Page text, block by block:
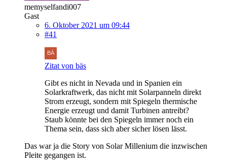
memyselfandi007
Gast
6. Oktober 2021 um 09:44
#41
Zitat von bäs
Gibt es nicht in Nevada und in Spanien ein
Solarkraftwerk, das nicht mit Solarpanneln direkt
Strom erzeugt, sondern mit Spiegeln thermische
Energie erzeugt und damit Turbinen antreibt?
Staub könnte bei den Spiegeln immer noch ein
Thema sein, dass sich aber sicher lösen lässt.
Das war ja die Story von Solar Millenium die inzwischen
Pleite gegangen ist.